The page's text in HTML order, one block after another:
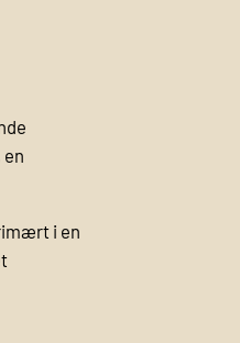
i en